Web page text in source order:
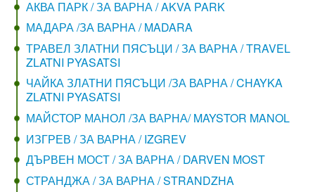
АКВА ПАРК / ЗА ВАРНА / AKVA PARK
МАДАРА /ЗА ВАРНА / MADARA
ТРАВЕЛ ЗЛАТНИ ПЯСЪЦИ / ЗА ВАРНА / TRAVEL
ZLATNI PYASATSI
ЧАЙКА ЗЛАТНИ ПЯСЪЦИ /ЗА ВАРНА / CHAYKA
ZLATNI PYASATSI
МАЙСТОР МАНОЛ /ЗА ВАРНА/ MAYSTOR MANOL
ИЗГРЕВ / ЗА ВАРНА / IZGREV
ДЪРВЕН МОСТ / ЗА ВАРНА / DARVEN MOST
СТРАНДЖА / ЗА ВАРНА / STRANDZHA